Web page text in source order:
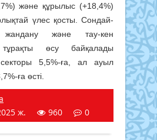
және құрылыс (+18,4%)
үлес қосты. Сондай-
және тау-кен
тұрақты өсу байқалады
5,5%-ға, ал ауыл
ға өсті.
ж.
960 0